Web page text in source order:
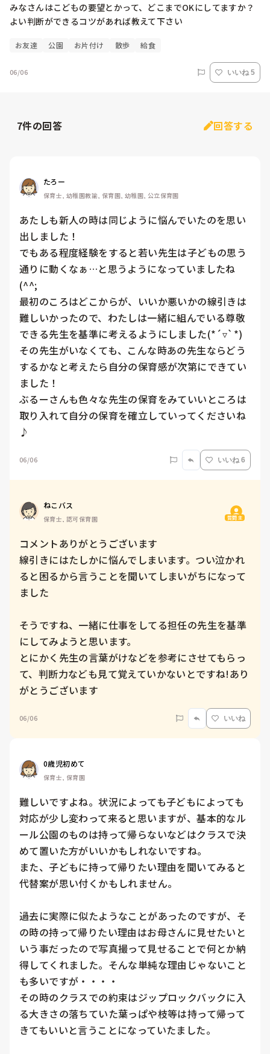
みなさんはこどもの要望とかって、どこまでOKにしてますか？
よい判断ができるコツがあれば教えて下さい
お友達 公園 お片付け 散歩 給食
06/06 いいね 5
7件の回答 回答する
たろー
保育士, 幼稚園教諭, 保育園, 幼稚園, 公立保育園
あたしも新人の時は同じように悩んでいたのを思い
出しました！
でもある程度経験をすると若い先生は子どもの思う
通りに動くなぁ…と思うようになっていましたね
(^^;
最初のころはどこからが、いいか悪いかの線引きは
難しいかったので、わたしは一緒に組んでいる尊敬
できる先生を基準に考えるようにしました(*´▿`*)
その先生がいなくても、こんな時あの先生ならどう
するかなと考えたら自分の保育感が次第にできてい
ました！
ぶるーさんも色々な先生の保育をみていいところは
取り入れて自分の保育を確立していってくださいね
♪
06/06 いいね 6
ねこバス
保育士, 認可保育園 質問主
コメントありがとうございます
線引きにはたしかに悩んでしまいます。つい泣かれ
ると困るから言うことを聞いてしまいがちになって
ました
そうですね、一緒に仕事をしてる担任の先生を基準
にしてみようと思います。
とにかく先生の言葉がけなどを参考にさせてもらっ
て、判断力なども見て覚えていかないとですね!あり
がとうございます
06/06 いいね
0歳児初めて
保育士, 保育園
難しいですよね。状況によっても子どもによっても
対応が少し変わって来ると思いますが、基本的なル
ール公園のものは持って帰らないなどはクラスで決
めて置いた方がいいかもしれないですね。
また、子どもに持って帰りたい理由を聞いてみると
代替案が思い付くかもしれません。
過去に実際に似たようなことがあったのですが、そ
の時の持って帰りたい理由はお母さんに見せたいと
いう事だったので写真撮って見せることで何とか納
得してくれました。そんな単純な理由じゃないこと
も多いですが・・・・
その時のクラスでの約束はジップロックバックに入
る大きさの落ちていた葉っぱや枝等は持って帰って
きてもいいと言うことになっていたました。